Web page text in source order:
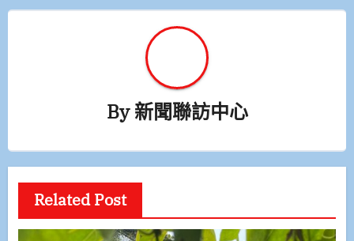
By新聞聯訪中心
Related Post